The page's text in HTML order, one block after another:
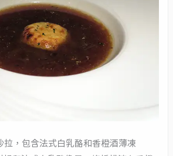
拉，包含法式白乳酪和香橙酒薄凍